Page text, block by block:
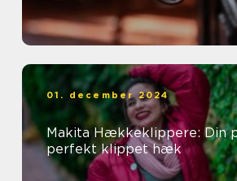
01. december 2024
Makita Hækkeklippere: Din
perfekt klippet hæk